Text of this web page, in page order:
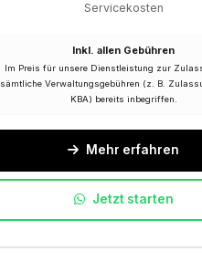
Servicekosten
Inkl. allen Gebühren
Im Preis für unsere Dienstleistung zur
sämtliche Verwaltungsgebühren (z. B.
KBA) bereits inbegriffen.
Mehr erfahren
Jetzt starten